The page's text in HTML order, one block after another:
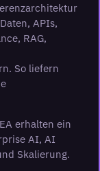
APIs,
RAG,
So liefern
erhalten ein
AI, AI
Skalierung.